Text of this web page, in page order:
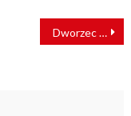
Dworzec w Szklarskiej Porębie triumfuje w międzynarodowym konkursie